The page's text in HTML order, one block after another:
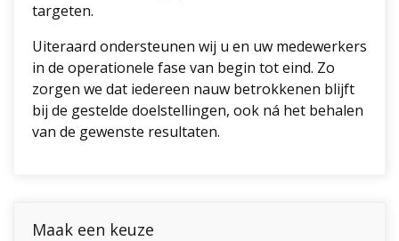
targeten.
Uiteraard ondersteunen wij u en uw medewerkers
in de operationele fase van begin tot eind. Zo
zorgen we dat iedereen nauw betrokkenen blijft
bij de gestelde doelstellingen, ook ná het behalen
van de gewenste resultaten.
Maak een keuze